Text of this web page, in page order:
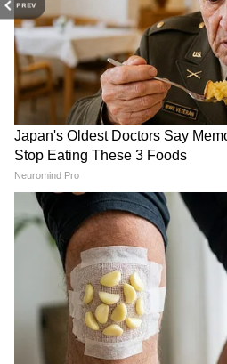
PREV
ICC World Cup 2023:
करेगा मेजबानी, इन 10 शहरों
के मुकाबले
शुभमन गिल की जगह कप्तान बने
केएल राहुल, जानिए उनकी कप्तानी
में भारत का प्रदर्शन
Women's Asia Cup 2026: 9